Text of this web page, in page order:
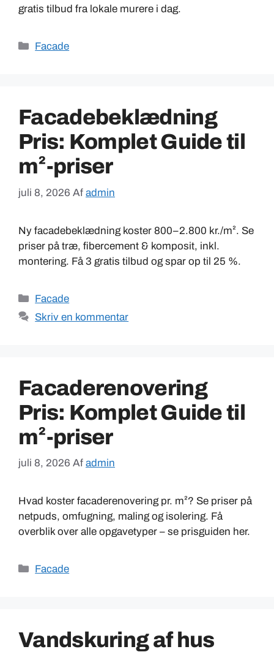
gratis tilbud fra lokale murere i dag.
Kategorier
Facade
Facadebeklædning
Pris: Komplet Guide til
m²-priser
juli 8, 2026 Af admin
Ny facadebeklædning koster 800–2.800 kr./m². Se
priser på træ, fibercement & komposit, inkl.
montering. Få 3 gratis tilbud og spar op til 25 %.
Kategorier
Facade
Skriv en kommentar
Facaderenovering
Pris: Komplet Guide til
m²-priser
juli 8, 2026 Af admin
Hvad koster facaderenovering pr. m²? Se priser på
netpuds, omfugning, maling og isolering. Få
overblik over alle opgavetyper – se prisguiden her.
Kategorier
Facade
Vandskuring af hus